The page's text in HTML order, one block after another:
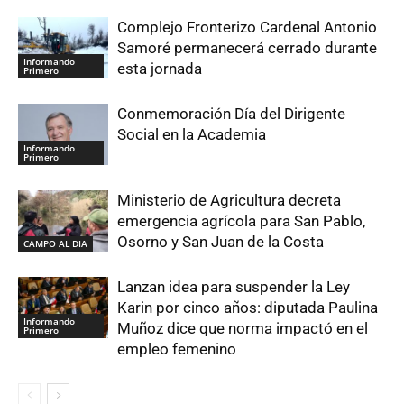
Informando
Primero
Complejo Fronterizo Cardenal Antonio
Samoré permanecerá cerrado durante
esta jornada
Informando
Primero
Conmemoración Día del Dirigente
Social en la Academia
CAMPO AL DIA
Ministerio de Agricultura decreta
emergencia agrícola para San Pablo,
Osorno y San Juan de la Costa
Informando
Primero
Lanzan idea para suspender la Ley
Karin por cinco años: diputada Paulina
Muñoz dice que norma impactó en el
empleo femenino